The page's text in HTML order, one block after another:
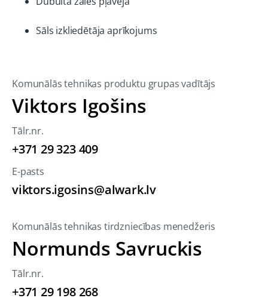
Sāls izkliedētāja aprīkojums
Komunālās tehnikas produktu grupas vadītājs
Viktors Igošins
Tālr.nr.
+371 29 323 409
E-pasts
viktors.igosins@alwark.lv
Komunālās tehnikas tirdzniecības menedžeris
Normunds Savruckis
Tālr.nr.
+371 29 198 268